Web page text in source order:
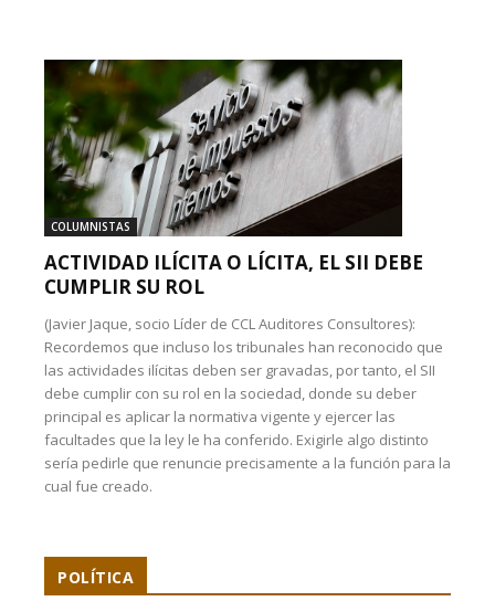
COLUMNISTAS
ACTIVIDAD ILÍCITA O LÍCITA, EL SII DEBE
CUMPLIR SU ROL
(Javier Jaque, socio Líder de CCL Auditores Consultores):
Recordemos que incluso los tribunales han reconocido que
las actividades ilícitas deben ser gravadas, por tanto, el SII
debe cumplir con su rol en la sociedad, donde su deber
principal es aplicar la normativa vigente y ejercer las
facultades que la ley le ha conferido. Exigirle algo distinto
sería pedirle que renuncie precisamente a la función para la
cual fue creado.
POLÍTICA